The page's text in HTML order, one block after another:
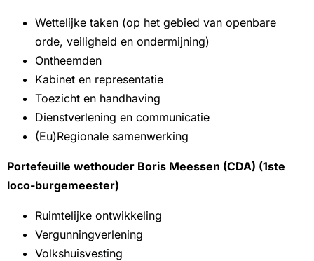
Wettelijke taken (op het gebied van openbare
orde, veiligheid en ondermijning)
Ontheemden
Kabinet en representatie
Toezicht en handhaving
Dienstverlening en communicatie
(Eu)Regionale samenwerking
Portefeuille wethouder Boris Meessen (CDA) (1ste
loco-burgemeester)
Ruimtelijke ontwikkeling
Vergunningverlening
Volkshuisvesting